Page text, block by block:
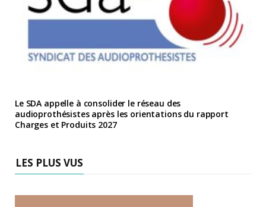
Le SDA appelle à consolider le réseau des
audioprothésistes après les orientations du rapport
Charges et Produits 2027
LES PLUS VUS